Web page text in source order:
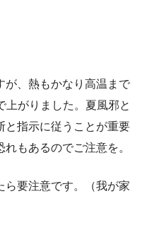
が、熱もかなり高温まで
上がりました。夏風邪と
と指示に従うことが重要
もあるのでご注意を。
ら要注意です。（我が家